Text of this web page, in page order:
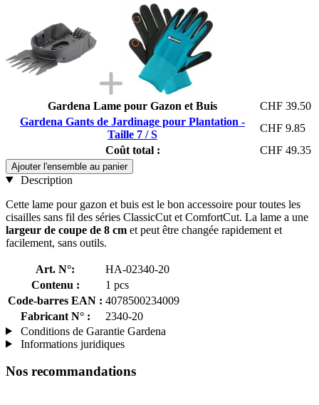
Gardena Lame pour Gazon et Buis
CHF 39.50
Gardena Gants de Jardinage pour Plantation -
Taille 7 / S
CHF 9.85
Coût total :
CHF 49.35
Ajouter l'ensemble au panier
Description
Cette lame pour gazon et buis est le bon accessoire pour toutes les
cisailles sans fil des séries ClassicCut et ComfortCut. La lame a une
largeur de coupe de 8 cm et peut être changée rapidement et
facilement, sans outils.
Art. N°:
HA-02340-20
Contenu :
1 pcs
Code-barres EAN : 4078500234009
Fabricant N° :
2340-20
Conditions de Garantie Gardena
Informations juridiques
Nos recommandations